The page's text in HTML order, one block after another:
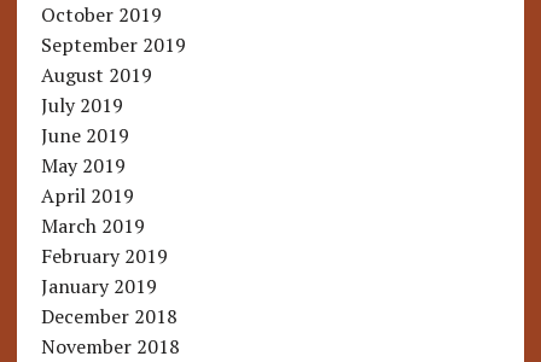
October 2019
September 2019
August 2019
July 2019
June 2019
May 2019
April 2019
March 2019
February 2019
January 2019
December 2018
November 2018